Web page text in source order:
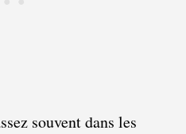
souvent dans les